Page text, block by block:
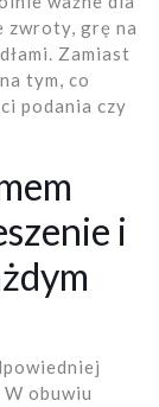
zwroty, grę na
Zamiast
tym, co
podania czy
i
obuwiu